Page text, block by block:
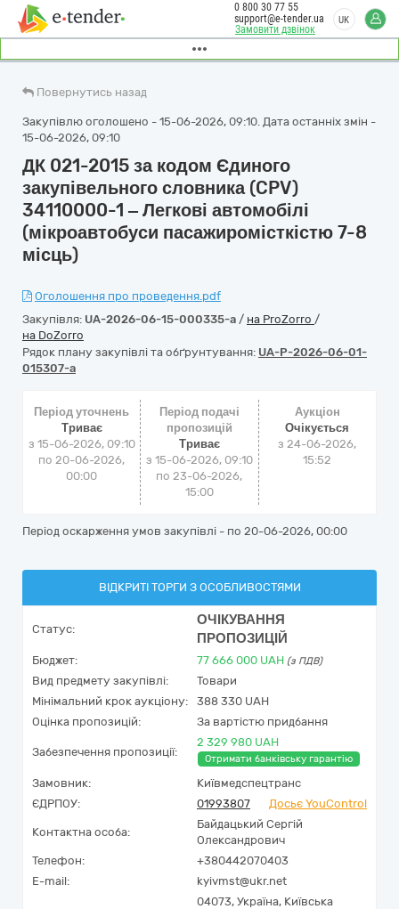
Замовити дзвінок
0 800 30 77 55
support@e-tender.ua
UK
Повернутись назад
Закупівлю оголошено - 15-06-2026, 09:10. Дата останніх змін -
15-06-2026, 09:10
ДК 021-2015 за кодом Єдиного
закупівельного словника (CPV)
34110000-1 ‒ Легкові автомобілі
(мікроавтобуси пасажиромісткістю 7-8
місць)
Оголошення про проведення.pdf
Закупівля: UA-2026-06-15-000335-a / на ProZorro /
на DoZorro
Рядок плану закупівлі та обґрунтування: UA-P-2026-06-01-
015307-a
Період уточнень
Триває
з 15-06-2026, 09:10
по 20-06-2026,
00:00
Період подачі
пропозицій
Триває
з 15-06-2026, 09:10
по 23-06-2026,
15:00
Аукціон
Очікується
з24-06-2026,
15:52
Період оскарження умов закупівлі - по 20-06-2026, 00:00
ВІДКРИТІ ТОРГИ З ОСОБЛИВОСТЯМИ
Статус:
ОЧІКУВАННЯ
ПРОПОЗИЦІЙ
Бюджет: 77 666 000 UAH (з ПДВ)
Вид предмету закупівлі:
Товари
Мінімальний крок аукціону:
388 330 UAH
Оцінка пропозицій:
За вартістю придбання
Забезпечення пропозиції:
2 329 980 UAH
Отримати банківську гарантію
Замовник:
Київмедспецтранс
ЄДРПОУ:
01993807 Досьє YouControl
Контактна особа:
Байдацький Сергій
Олександрович
Телефон:
+380442070403
E-mail:
kyivmst@ukr.net
04073, Україна, Київська